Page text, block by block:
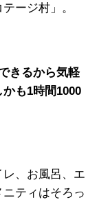
ージ村」。
きるから気軽
も1時間1000
、お風呂、エ
ティはそろっ